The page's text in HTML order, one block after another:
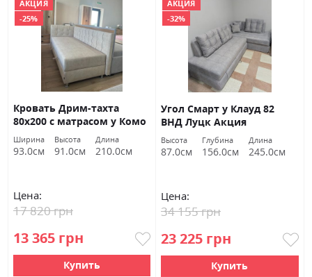
АКЦИЯ
-25%
Кровать Дрим-тахта
80х200 с матрасом у Комо
14 ВНД Луцк Акция
Ширина
93.0см
Высота
91.0см
Длина
210.0см
Цена:
13 365 грн
17 820 грн
Купить
АКЦИЯ
-32%
Угол Смарт у Клауд 82
ВНД Луцк Акция
Высота
87.0см
Глубина
156.0см
Длина
245.0см
Цена:
23 225 грн
34 155 грн
Купить